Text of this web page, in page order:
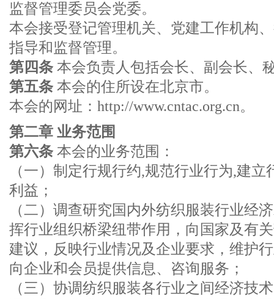
监督管理委员会党委。
本会接受登记管理机关、党建工作机构
指导和监督管理。
第四条 本会负责人包括会长、副会长、
第五条 本会的住所设在北京市。
本会的网址：http://www.cntac.org.cn。
第二章 业务范围
第六条 本会的业务范围：
（一）制定行规行约,规范行业行为,建
利益；
（二）调查研究国内外纺织服装行业经
挥行业组织桥梁纽带作用，向国家及有
建议，反映行业情况及企业要求，维护
向企业和会员提供信息、咨询服务；
（三）协调纺织服装各行业之间经济技